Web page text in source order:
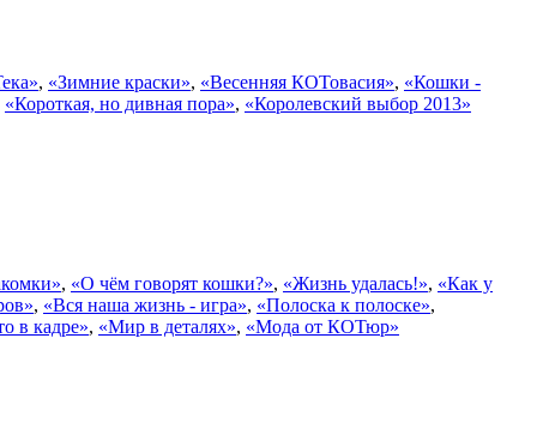
, «Зимние краски», «Весенняя КОТовасия», «Кошки -
«Короткая, но дивная пора», «Королевский выбор 2013»
, «О чём говорят кошки?», «Жизнь удалась!», «Как у
, «Вся наша жизнь - игра», «Полоска к полоске»,
в кадре», «Мир в деталях», «Мода от КОТюр»